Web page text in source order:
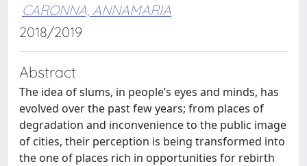
CARONNA, ANNAMARIA
2018/2019
Abstract
The idea of slums, in people’s eyes and minds, has
evolved over the past few years; from places of
degradation and inconvenience to the public image
of cities, their perception is being transformed into
the one of places rich in opportunities for rebirth